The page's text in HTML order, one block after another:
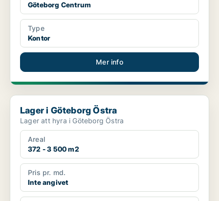
Göteborg Centrum
Type
Kontor
Mer info
Lager i Göteborg Östra
Lager i Göteborg Östra
Lager att hyra i Göteborg Östra
Areal
372 - 3 500 m2
Pris pr. md.
Inte angivet